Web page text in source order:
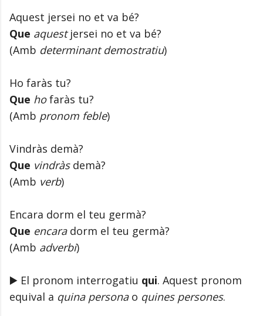
Aquest jersei no et va bé?
Que aquestjersei no et va bé?
(Amb determinant demostratiu)
Ho faràs tu?
Que hofaràs tu?
(Amb pronom feble)
Vindràs demà?
Que vindràsdemà?
(Amb verb)
Encara dorm el teu germà?
Que encaradorm el teu germà?
(Amb adverbi)
▶️ El pronom interrogatiu qui. Aquest pronom
equival a quina personao quines persones.